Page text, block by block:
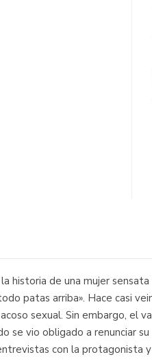
historia de una mujer
patas arriba». Hace casi
sexual. Sin embargo, el
se vio obligado a renunciar
con la protagonista